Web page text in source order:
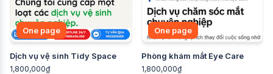
One page
Dịch vụ vệ sinh Tidy Space
1,800,000₫
One page
Phòng khám mắt Eye Care
1,800,000₫